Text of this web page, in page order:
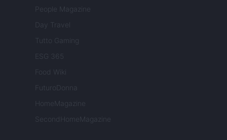
People Magazine
Day Travel
Tutto Gaming
ESG 365
Food Wiki
FuturoDonna
HomeMagazine
SecondHomeMagazine